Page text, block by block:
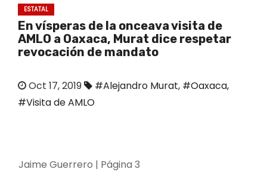
ESTATAL
En vísperas de la onceava visita de
AMLO a Oaxaca, Murat dice respetar
revocación de mandato
Oct 17, 2019 #Alejandro Murat, #Oaxaca,
#Visita de AMLO
Jaime Guerrero | Página 3